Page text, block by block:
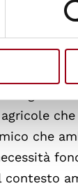
gruppi
che